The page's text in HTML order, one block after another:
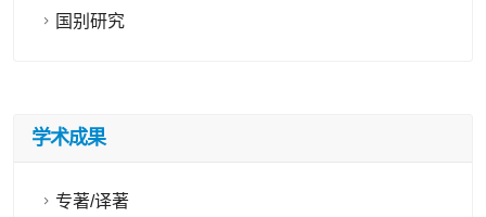
国别研究
学术成果
专著/译著